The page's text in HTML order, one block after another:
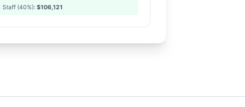
Staff (40%): $106,121